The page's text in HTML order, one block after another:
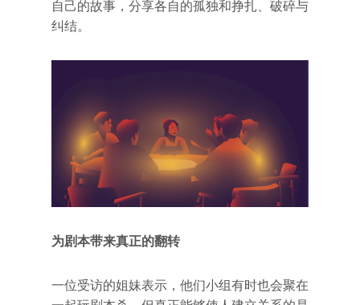
自己的故事，分享各自的孤独和挣扎、破碎与
纠结。
为剧本带来真正的翻转
一位受访的姐妹表示，他们小组有时也会聚在